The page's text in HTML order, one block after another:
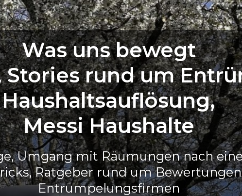
Was uns bewegt
Stories rund um
Haushaltsauflösung,
Messi Haushalte
Umgang mit Räumungen nach
Ratgeber rund um
Entrümpelungsfirmen